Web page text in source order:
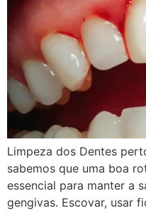
Limpeza dos Dentes
sabemos que uma boa
essencial para manter a
gengivas. Escovar, usar